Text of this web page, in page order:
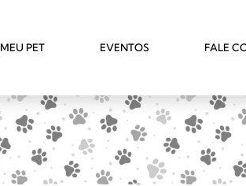
MEU PET EVENTOS FALE